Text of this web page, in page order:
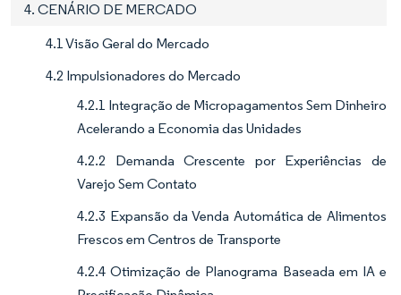
4. CENÁRIO DE MERCADO
4.1 Visão Geral do Mercado
4.2 Impulsionadores do Mercado
4.2.1 Integração de Micropagamentos Sem Dinheiro
Acelerando a Economia das Unidades
4.2.2 Demanda Crescente por Experiências de
Varejo Sem Contato
4.2.3 Expansão da Venda Automática de Alimentos
Frescos em Centros de Transporte
4.2.4 Otimização de Planograma Baseada em IA e